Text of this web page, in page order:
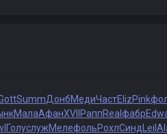
SummДонбМедиЧастElizPink
МалаАфанXVII РаппReal фабр
ГолуслужМелефольРохлСинд Leil